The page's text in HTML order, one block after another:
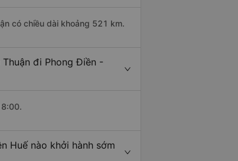
có chiều dài khoảng 521 km.
đi Phong Điền -
Huế nào khởi hành sớm